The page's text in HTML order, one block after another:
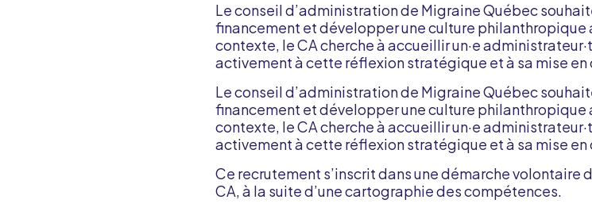
Le conseil d’administration de Migraine Québec
financement et développer une culture philanthropique
contexte, le CA cherche à accueillir un·e
activement à cette réflexion stratégique et à sa mise
Le conseil d’administration de Migraine Québec
financement et développer une culture philanthropique
contexte, le CA cherche à accueillir un·e
activement à cette réflexion stratégique et à sa mise
Ce recrutement s’inscrit dans une démarche
CA, à la suite d’une cartographie des compétences.